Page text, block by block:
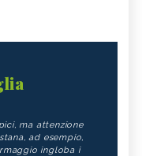
ma attenzione
ad esempio,
ingloba i